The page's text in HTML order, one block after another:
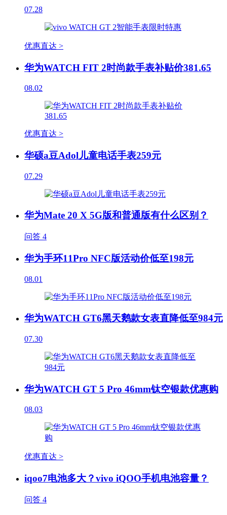
07.28
优惠直达 >
华为WATCH FIT 2时尚款手表补贴价381.65
08.02
优惠直达 >
华硕a豆Adol儿童电话手表259元
07.29
华为Mate 20 X 5G版和普通版有什么区别？
问答 4
华为手环11Pro NFC版活动价低至198元
08.01
华为WATCH GT6黑天鹅款女表直降低至984元
07.30
华为WATCH GT 5 Pro 46mm钛空银款优惠购
08.03
优惠直达 >
iqoo7电池多大？vivo iQOO手机电池容量？
问答 4